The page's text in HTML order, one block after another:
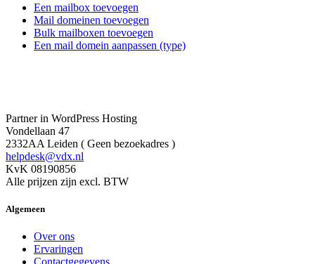
Een mailbox toevoegen
Mail domeinen toevoegen
Bulk mailboxen toevoegen
Een mail domein aanpassen (type)
Partner in WordPress Hosting
Vondellaan 47
2332AA Leiden ( Geen bezoekadres )
helpdesk@vdx.nl
KvK 08190856
Alle prijzen zijn excl. BTW
Algemeen
Over ons
Ervaringen